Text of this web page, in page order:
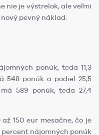
nie je výstrelok, ale veľmi
pevný náklad.
ponúk, teda 11,3
548 ponúk a podiel 25,5
589 ponúk, teda 27,4
150 eur mesačne, čo je
percent nájomných ponúk